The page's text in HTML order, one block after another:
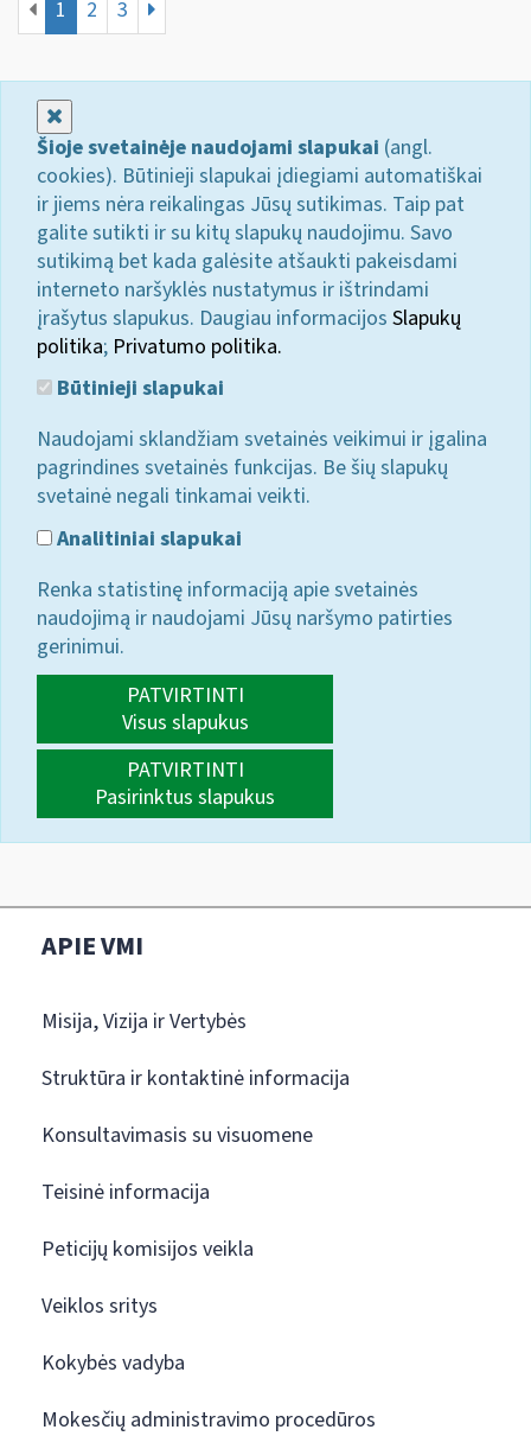
1 2 3
Šioje svetainėje naudojami slapukai (angl.
cookies). Būtinieji slapukai įdiegiami automatiškai
ir jiems nėra reikalingas Jūsų sutikimas. Taip pat
galite sutikti ir su kitų slapukų naudojimu. Savo
sutikimą bet kada galėsite atšaukti pakeisdami
interneto naršyklės nustatymus ir ištrindami
įrašytus slapukus. Daugiau informacijos Slapukų
politika; Privatumo politika.
Būtinieji slapukai
Naudojami sklandžiam svetainės veikimui ir įgalina
pagrindines svetainės funkcijas. Be šių slapukų
svetainė negali tinkamai veikti.
Analitiniai slapukai
Renka statistinę informaciją apie svetainės
naudojimą ir naudojami Jūsų naršymo patirties
gerinimui.
PATVIRTINTI
Visus slapukus
PATVIRTINTI
Pasirinktus slapukus
APIE VMI
Misija, Vizija ir Vertybės
Struktūra ir kontaktinė informacija
Konsultavimasis su visuomene
Teisinė informacija
Peticijų komisijos veikla
Veiklos sritys
Kokybės vadyba
Mokesčių administravimo procedūros